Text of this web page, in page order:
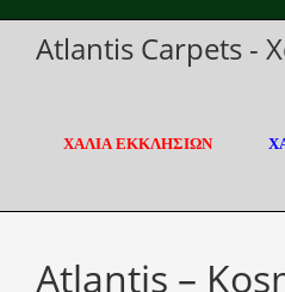
Skip
Atlantis Carpets -
ΧΑΛΙΑ ΕΚΚΛΗΣΙΩΝ
Atlantis –